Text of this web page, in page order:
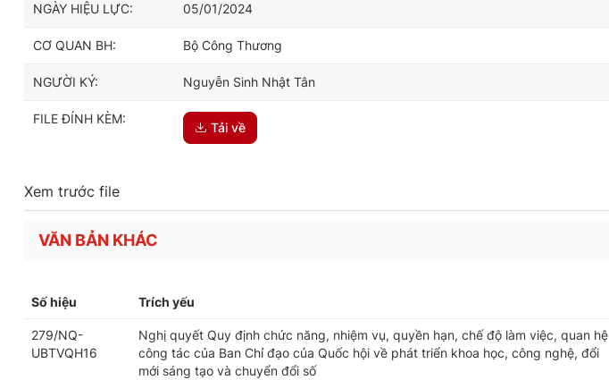
NGÀY HIỆU LỰC: 05/01/2024
CƠ QUAN BH: Bộ Công Thương
NGƯỜI KÝ: Nguyễn Sinh Nhật Tân
FILE ĐÍNH KÈM:
Tải về
Xem trước file
VĂN BẢN KHÁC
Số hiệu Trích yếu
279/NQ-
UBTVQH16
Nghị quyết Quy định chức năng, nhiệm vụ, quyền hạn, chế độ làm việc, quan hệ
công tác của Ban Chỉ đạo của Quốc hội về phát triển khoa học, công nghệ, đổi
mới sáng tạo và chuyển đổi số